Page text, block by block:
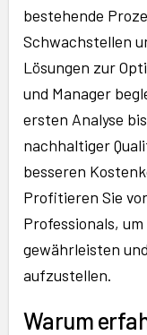
bestehende
Schwachstellen
Lösungen zur
und Manager
ersten Analyse
nachhaltiger
besseren
Profitieren Sie
Professionals,
gewährleisten
aufzustellen.
Warum